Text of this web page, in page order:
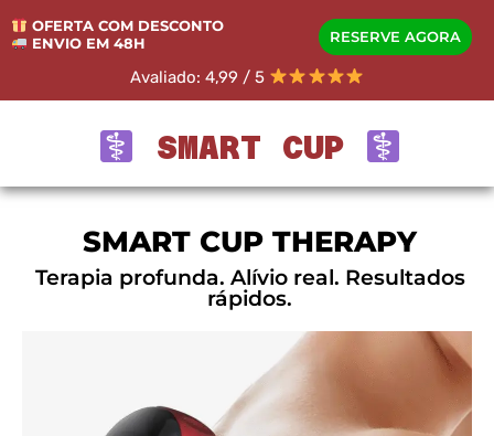
OFERTA COM DESCONTO
ENVIO EM 48H
RESERVE AGORA
Avaliado: 4,99 / 5
SMART CUP
SMART CUP THERAPY
Terapia profunda. Alívio real. Resultados
rápidos.